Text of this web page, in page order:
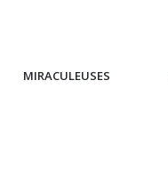
MIRACULEUSES